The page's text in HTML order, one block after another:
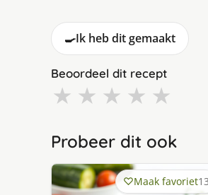
🍳Ik heb dit gemaakt
Beoordeel dit recept
★ ★ ★ ★ ★
Probeer dit ook
Maak favoriet13